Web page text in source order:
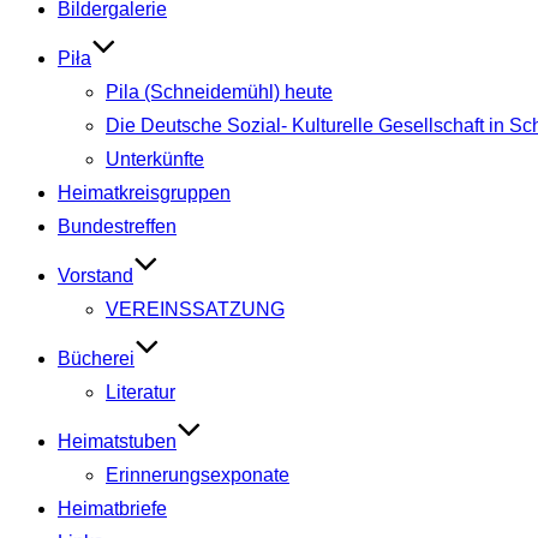
Bildergalerie
Piła
Pila (Schneidemühl) heute
Die Deutsche Sozial- Kulturelle Gesellschaft in
Unterkünfte
Heimatkreisgruppen
Bundestreffen
Vorstand
VEREINSSATZUNG
Bücherei
Literatur
Heimatstuben
Erinnerungsexponate
Heimatbriefe